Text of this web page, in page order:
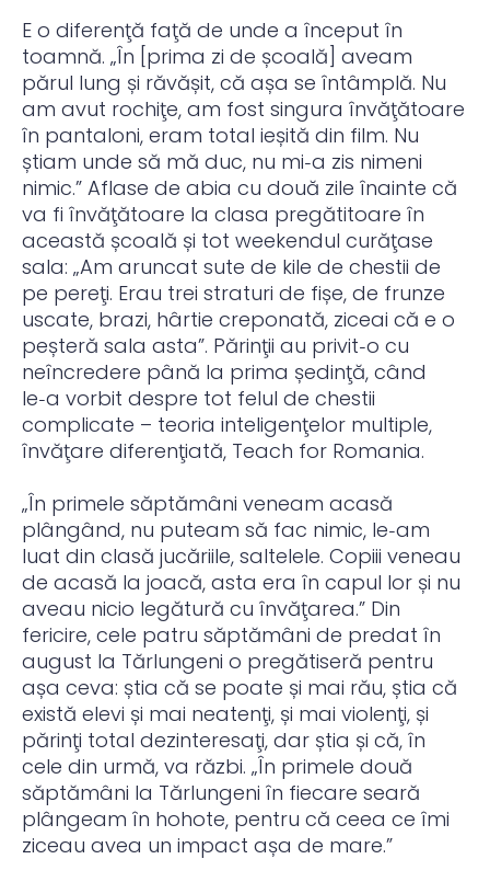
E o diferenţă faţă de unde a început în
toamnă. „În [prima zi de școală] aveam
părul lung și răvășit, că așa se întâmplă. Nu
am avut rochiţe, am fost singura învăţătoare
în pantaloni, eram total ieșită din film. Nu
știam unde să mă duc, nu mi‑a zis nimeni
nimic.” Aflase de abia cu două zile înainte că
va fi învăţătoare la clasa pregătitoare în
această școală și tot weekendul curăţase
sala: „Am aruncat sute de kile de chestii de
pe pereţi. Erau trei straturi de fișe, de frunze
uscate, brazi, hârtie creponată, ziceai că e o
peșteră sala asta”. Părinţii au privit‑o cu
neîncredere până la prima ședinţă, când
le‑a vorbit despre tot felul de chestii
complicate – teoria inteligenţelor multiple,
învăţare diferenţiată, Teach for Romania.
„În primele săptămâni veneam acasă
plângând, nu puteam să fac nimic, le‑am
luat din clasă jucăriile, saltelele. Copiii veneau
de acasă la joacă, asta era în capul lor și nu
aveau nicio legătură cu învăţarea.” Din
fericire, cele patru săptămâni de predat în
august la Tărlungeni o pregătiseră pentru
așa ceva: știa că se poate și mai rău, știa că
există elevi și mai neatenţi, și mai violenţi, și
părinţi total dezinteresaţi, dar știa și că, în
cele din urmă, va răzbi. „În primele două
săptămâni la Tărlungeni în fiecare seară
plângeam în hohote, pentru că ceea ce îmi
ziceau avea un impact așa de mare.”